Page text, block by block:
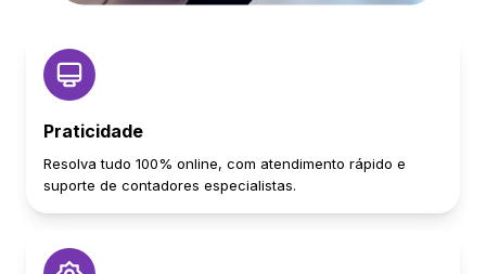
Praticidade
Resolva tudo 100% online, com atendimento rápido e
suporte de contadores especialistas.